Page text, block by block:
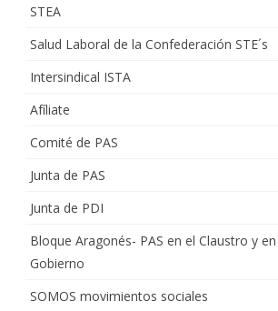
STEA
Salud Laboral de la Confederación STE´s
Intersindical ISTA
Afíliate
Comité de PAS
Junta de PAS
Junta de PDI
Bloque Aragonés- PAS en el Claustro y
Gobierno
SOMOS movimientos sociales